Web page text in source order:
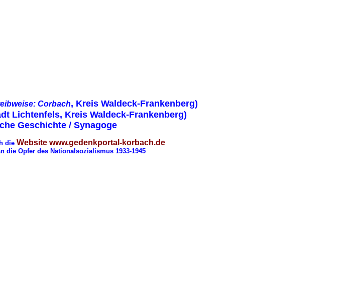
Corbach, Kreis Waldeck-Frankenberg)
Lichtenfels, Kreis Waldeck-Frankenberg)
Geschichte / Synagoge
die Website www.gedenkportal-korbach.de
die Opfer des Nationalsozialismus 1933-1945